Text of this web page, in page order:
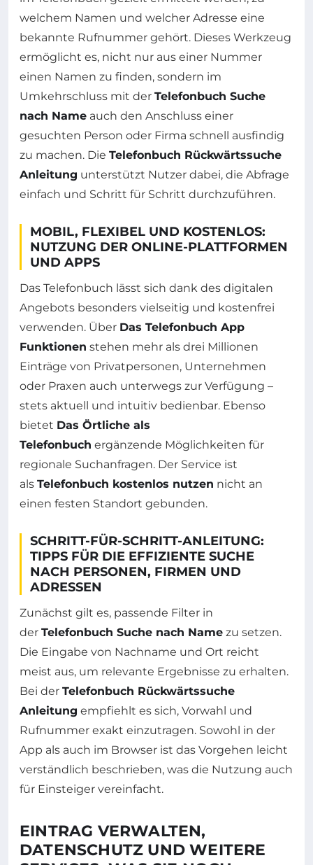
welchem Namen und welcher Adresse eine
bekannte Rufnummer gehört. Dieses Werkzeug
ermöglicht es, nicht nur aus einer Nummer
einen Namen zu finden, sondern im
Umkehrschluss mit der Telefonbuch Suche
nach Name auch den Anschluss einer
gesuchten Person oder Firma schnell ausfindig
zu machen. Die Telefonbuch Rückwärtssuche
Anleitung unterstützt Nutzer dabei, die Abfrage
einfach und Schritt für Schritt durchzuführen.
MOBIL, FLEXIBEL UND KOSTENLOS:
NUTZUNG DER ONLINE-PLATTFORMEN
UND APPS
Das Telefonbuch lässt sich dank des digitalen
Angebots besonders vielseitig und kostenfrei
verwenden. Über Das Telefonbuch App
Funktionen stehen mehr als drei Millionen
Einträge von Privatpersonen, Unternehmen
oder Praxen auch unterwegs zur Verfügung –
stets aktuell und intuitiv bedienbar. Ebenso
bietet Das Örtliche als
Telefonbuch ergänzende Möglichkeiten für
regionale Suchanfragen. Der Service ist
als Telefonbuch kostenlos nutzen nicht an
einen festen Standort gebunden.
SCHRITT-FÜR-SCHRITT-ANLEITUNG:
TIPPS FÜR DIE EFFIZIENTE SUCHE
NACH PERSONEN, FIRMEN UND
ADRESSEN
Zunächst gilt es, passende Filter in
der Telefonbuch Suche nach Name zu setzen.
Die Eingabe von Nachname und Ort reicht
meist aus, um relevante Ergebnisse zu erhalten.
Bei der Telefonbuch Rückwärtssuche
Anleitung empfiehlt es sich, Vorwahl und
Rufnummer exakt einzutragen. Sowohl in der
App als auch im Browser ist das Vorgehen leicht
verständlich beschrieben, was die Nutzung auch
für Einsteiger vereinfacht.
EINTRAG VERWALTEN,
DATENSCHUTZ UND WEITERE